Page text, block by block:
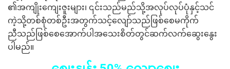
၏အကျိုးကျေးဇူးများ၊ ၎င်းသည်မည်သို့အလုပ်လုပ်ပုံနှင့်သင်
ကဲ့သို့တစ်စုံတစ်ဦးအတွက်သင့်လျော်သည်ဖြစ်စေမကိုက်
ညီသည်ဖြစ်စေအောက်ပါအသေးစိတ်တွင်ဆက်လက်ဆွေးနွေး
ပါမည်။